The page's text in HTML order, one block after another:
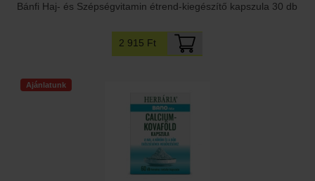
Bánfi Haj- és Szépségvitamin étrend-kiegészítő kapszula 30 db
2 915 Ft
Ajánlatunk